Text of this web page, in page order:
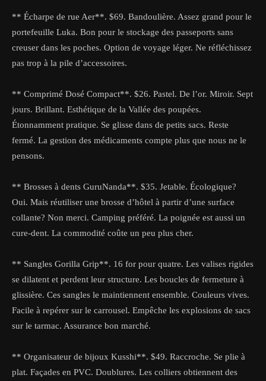
** Écharpe de rue Aer**. $69. Bandoulière. Assez grand pour le
portefeuille Luka. Bon pour le stockage des passeports sans
creuser dans les poches. Option de voyage léger. Ne réfléchissez
pas trop à la pile d’accessoires.
** Comprimé Dosé Compact**. $26. Pastel. De l’or. Miroir. Sept
jours. Brillant. Esthétique de la Vallée des poupées.
Étonnamment pratique. Se glisse dans de petits sacs. Reste
fermé. La gestion des médicaments compte plus que nous ne le
pensons.
** Brosses à dents GuruNanda**. $35. Jetable. Écologique?
Oui. Mais réutiliser une brosse d’hôtel à partir d’une surface
collante? Non merci. Camping préféré. La poignée est aussi un
cure-dent. La commodité coûte un peu plus cher.
** Sangles Gorilla Grip**. 16 for pour quatre. Les valises rigides
se dilatent et perdent leur structure. Les boucles de fermeture à
glissière. Ces sangles le maintiennent ensemble. Couleurs vives.
Facile à repérer sur le carrousel. Empêche les explosions de sacs
sur le tarmac. Assurance bon marché.
** Organisateur de bijoux Kusshi**. $49. Raccroche. Se plie à
plat. Façades en PVC. Doublures. Les colliers obtiennent des